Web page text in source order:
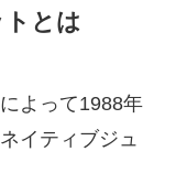
とは
よって1988年
イティブジュ